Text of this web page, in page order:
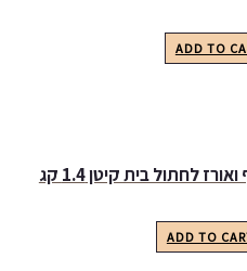
ADD TO
לחתול בית קיטן 1.4 קג
ADD TO